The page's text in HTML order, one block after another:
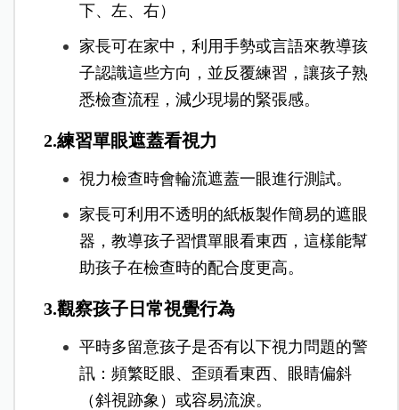
下、左、右）
家長可在家中，利用手勢或言語來教導孩
子認識這些方向，並反覆練習，讓孩子熟
悉檢查流程，減少現場的緊張感。
2.練習單眼遮蓋看視力
視力檢查時會輪流遮蓋一眼進行測試。
家長可利用不透明的紙板製作簡易的遮眼
器，教導孩子習慣單眼看東西，這樣能幫
助孩子在檢查時的配合度更高。
3.觀察孩子日常視覺行為
平時多留意孩子是否有以下視力問題的警
訊：頻繁眨眼、歪頭看東西、眼睛偏斜
（斜視跡象）或容易流淚。